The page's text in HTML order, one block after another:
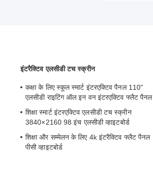
इंटरैक्टिव एलसीडी टच स्क्रीन
कक्षा के लिए स्कूल स्मार्ट इंटरएक्टिव पैनल 110"
एलसीडी राइटिंग ऑल इन वन इंटरएक्टिव फ्लैट पैनल
शिक्षा स्मार्ट इंटरएक्टिव एलसीडी टच स्क्रीन
3840×2160 98 इंच एलसीडी व्हाइटबोर्ड
शिक्षा और सम्मेलन के लिए 4k इंटरैक्टिव फ्लैट पैनल
पीसी व्हाइटबोर्ड